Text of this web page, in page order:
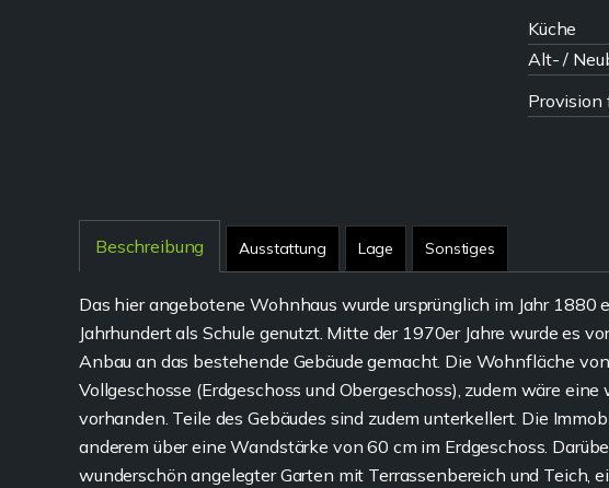
Küche
Alt- /
Provision
Beschreibung Ausstattung Lage Sonstiges
Das hier angebotene Wohnhaus wurde ursprünglich im Jahr 1880
Jahrhundert als Schule genutzt. Mitte der 1970er Jahre wurde es
Anbau an das bestehende Gebäude gemacht. Die Wohnfläche
Vollgeschosse (Erdgeschoss und Obergeschoss), zudem wäre
vorhanden. Teile des Gebäudes sind zudem unterkellert. Die
anderem über eine Wandstärke von 60 cm im Erdgeschoss.
wunderschön angelegter Garten mit Terrassenbereich und Teich,